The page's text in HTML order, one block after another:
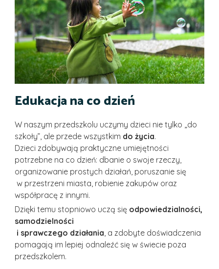
Edukacja na co dzień
W naszym przedszkolu uczymy dzieci nie tylko „do
szkoły”, ale przede wszystkim do życia.
Dzieci zdobywają praktyczne umiejętności
potrzebne na co dzień: dbanie o swoje rzeczy,
organizowanie prostych działań, poruszanie się
w przestrzeni miasta, robienie zakupów oraz
współpracę z innymi.
Dzięki temu stopniowo uczą się odpowiedzialności,
samodzielności
i sprawczego działania , a zdobyte doświadczenia
pomagają im lepiej odnaleźć się w świecie poza
przedszkolem.